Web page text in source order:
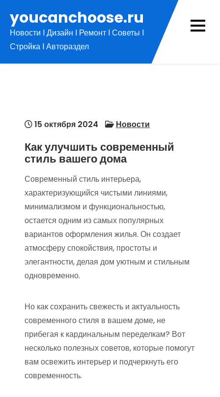
содержимому
youcanchoose.ru
Новости l Дизайн l Ремонт l Советы l
Стройка l Автораздел
15 октября 2024 Новости
Как улучшить современный
стиль вашего дома
Современный стиль интерьера,
характеризующийся чистыми линиями,
минимализмом и функциональностью,
остается одним из самых популярных
вариантов оформления жилья. Он создает
атмосферу спокойствия, простоты и
элегантности, делая дом уютным и стильным
одновременно.
Но как сохранить свежесть и актуальность
современного стиля в вашем доме, не
прибегая к кардинальным переделкам? Вот
несколько полезных советов, которые помогут
вам освежить интерьер и подчеркнуть его
современность.